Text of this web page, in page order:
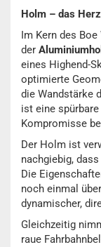
Holm – das
Im Kern des
der
eines Highend-
optimierte
die Wandstärke
ist eine spürbare
Kompromisse
Der Holm ist
nachgiebig,
Die
noch einmal
dynamischer,
Gleichzeitig
raue